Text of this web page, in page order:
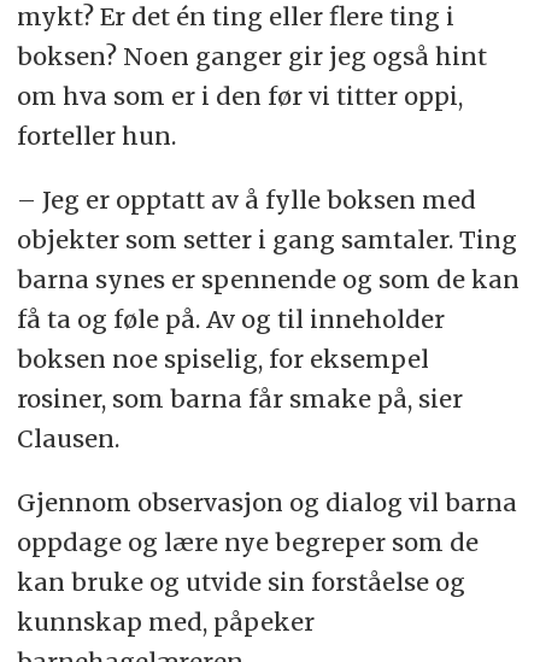
mykt? Er det én ting eller flere ting i
boksen? Noen ganger gir jeg også hint
om hva som er i den før vi titter oppi,
forteller hun.
– Jeg er opptatt av å fylle boksen med
objekter som setter i gang samtaler. Ting
barna synes er spennende og som de kan
få ta og føle på. Av og til inneholder
boksen noe spiselig, for eksempel
rosiner, som barna får smake på, sier
Clausen.
Gjennom observasjon og dialog vil barna
oppdage og lære nye begreper som de
kan bruke og utvide sin forståelse og
kunnskap med, påpeker